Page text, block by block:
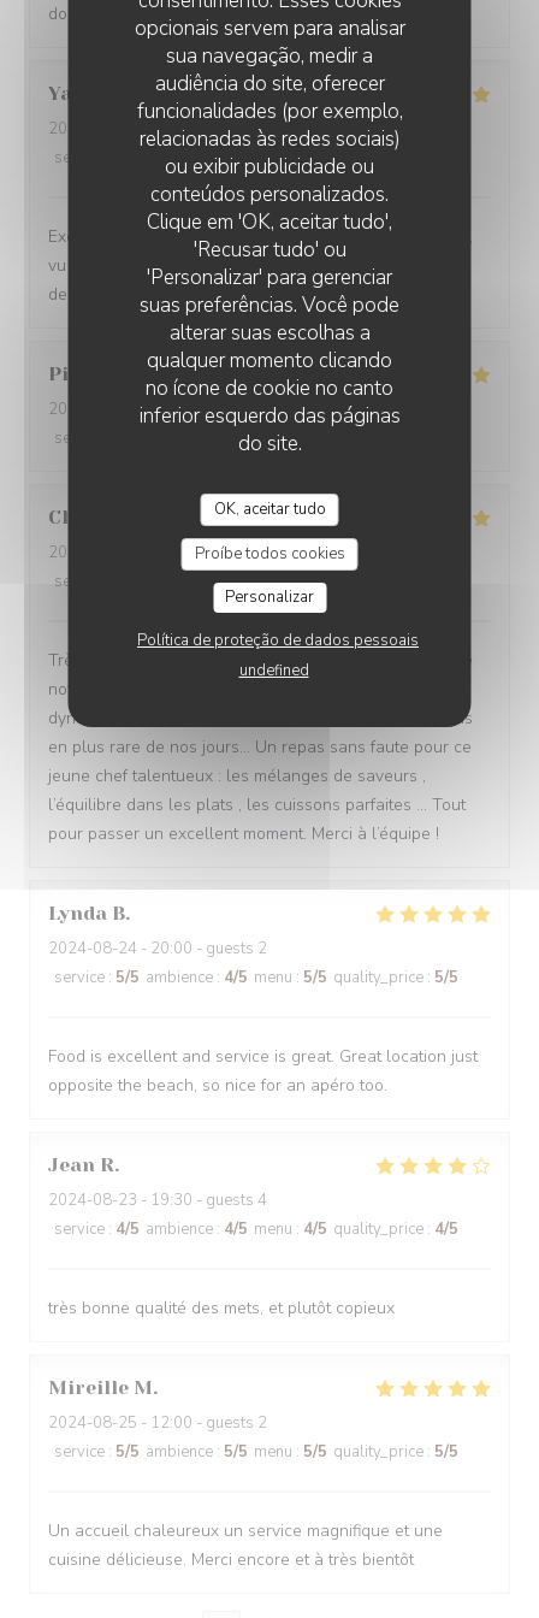
opcionais servem para analisar
sua navegação, medir a
audiência do site, oferecer
funcionalidades (por exemplo,
relacionadas às redes sociais)
ou exibir publicidade ou
conteúdos personalizados.
Clique em 'OK, aceitar tudo',
'Recusar tudo' ou
'Personalizar' para gerenciar
suas preferências. Você pode
alterar suas escolhas a
qualquer momento clicando
no ícone de cookie no canto
inferior esquerdo das páginas
do site.
OK, aceitar tudo
Proíbe todos cookies
Personalizar
Política de proteção de dados pessoais
undefined
do. A la prochaine.
Yasmina
2024-09-13
- 21:00 - guests 2
service
ambience:5/5 menu:5/5 quality_price
Excellent !! Un accueil et service au top, une belle déco,
vu sur la cuisine, des plats succulents de l’entrée au
dessert, rien à dire vraiment. Merci
Pierre
2024-08-31
- 19:30 - guests 2
service
/5 menu:
Christophe
2024-08-28
- 20:45 - guests 4
service
:5/5 menu:5/5
Très bon accueil téléphonique et à notre arrivée malgré
notre retard… Un service jeune, sympathique et
dynamique à l écoute des clients ! Ce qui se fait de plus
en plus rare de nos jours… Un repas sans faute pour ce
jeune chef talentueux : les mélanges de saveurs ,
l’équilibre dans les plats , les cuissons parfaites … Tout
pour passer un excellent moment. Merci à l’équipe !
Lynda B
2024-08-24 - 20:00 - guests 2
service : 5/5 ambience : 4/5 menu : 5/5 quality_price : 5/5
Food is excellent and service is great. Great location just
opposite the beach, so nice for an apéro too.
Jean R
2024-08-23 - 19:30 - guests 4
service : 4/5 ambience : 4/5 menu : 4/5 quality_price : 4/5
très bonne qualité des mets, et plutôt copieux
Mireille M
2024-08-25 - 12:00 - guests 2
service : 5/5 ambience : 5/5 menu : 5/5 quality_price : 5/5
Un accueil chaleureux un service magnifique et une
cuisine délicieuse. Merci encore et à très bientôt